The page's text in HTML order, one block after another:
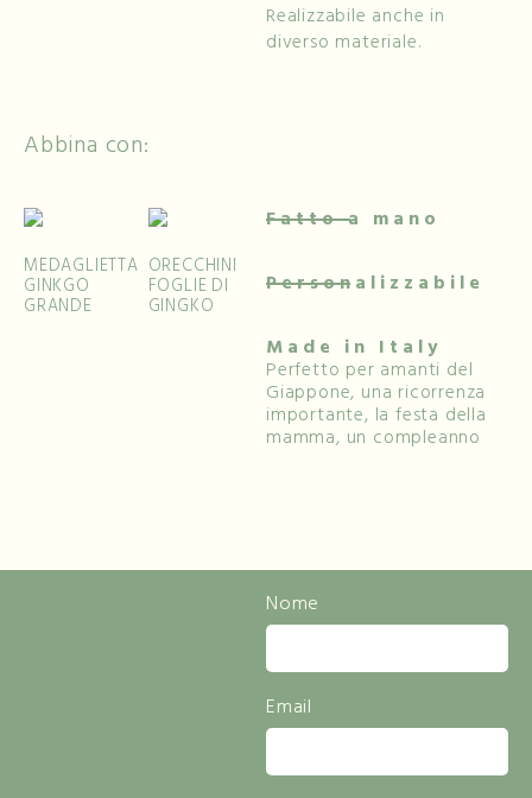
Realizzabile anche in
diverso materiale.
Abbina con:
MEDAGLIETTA
GINKGO
GRANDE
ORECCHINI
FOGLIE DI
GINGKO
Fatto a mano
Personalizzabile
Made in Italy
Perfetto per amanti del
Giappone, una ricorrenza
importante, la festa della
mamma, un compleanno
Nome
Email